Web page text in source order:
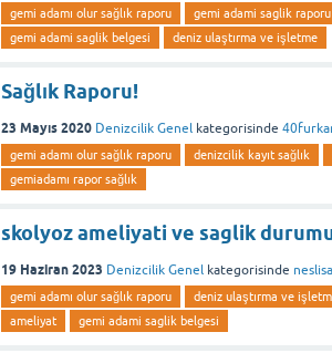
gemi adamı olur sağlık raporu gemi adami saglik raporu
gemi adami saglik belgesi
deniz ulaştırma ve işletme
Sağlık Raporu!
23 Mayıs 2020 Denizcilik Genel kategorisinde
gemi adamı olur sağlık raporu denizcilik kayıt sağlık
gemiadamı rapor sağlık
skolyoz ameliyati ve saglik
19 Haziran 2023 Denizcilik Genel kategorisinde
gemi adamı olur sağlık raporu deniz ulaştırma ve
ameliyat
gemi adami saglik belgesi